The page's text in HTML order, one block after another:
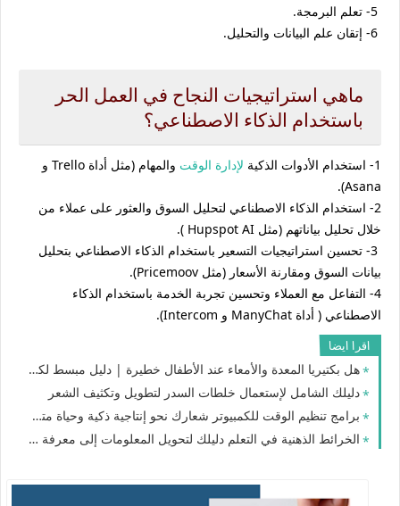
ماهي استراتيجيات النجاح في العمل الحر
باستخدام الذكاء الاصطناعي؟
1- استخدام الأدوات الذكية لإدارة الوقت
والمهام (مثل أداة Trello و
Asana).
2- استخدام الذكاء الاصطناعي لتحليل السوق والعثور على عملاء من
خلال تحليل بياناتهم (مثل Hupspot AI ).
3- تحسين استراتيجيات التسعير باستخدام الذكاء الاصطناعي بتحليل
بيانات السوق ومقارنة الأسعار (مثل Pricemoov).
4- التفاعل مع العملاء وتحسين تجربة الخدمة باستخدام الذكاء
الاصطناعي ( أداة ManyChat و Intercom).
اقرا ايضا
هل بكتيريا المعدة والأمعاء عند الأطفال خطيرة | دليل مبسط لكل أم
دليلك الشامل لإستعمال خلطات السدر لتطويل وتكثيف الشعر
برامج تنظيم الوقت للكمبيوتر شعارك نحو إنتاجية ذكية وحياة متزنة
الخرائط الذهنية في التعلم دليلك لتحويل المعلومات إلى معرفة راسخة